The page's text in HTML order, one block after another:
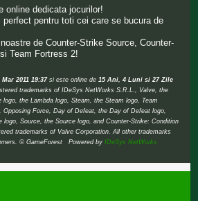
online dedicata jocurilor!
pentru toti cei care se bucura de
de Counter-Strike Source, Counter-
Team Fortress 2!
Mar 2011 19:37si este online de 15 Ani, 4 Luni si 27 Zile
trademarks of IDeSys NetWorks S.R.L., Valve, the
the Lambda logo, Steam, the Steam logo, Team
Force, Day of Defeat, the Day of Defeat logo,
logo, Source, the Source logo, and Counter-Strike: Condition
trademarks of Valve Corporation. All other trademarks
© GameForest Powered byIDeSys NetWorks